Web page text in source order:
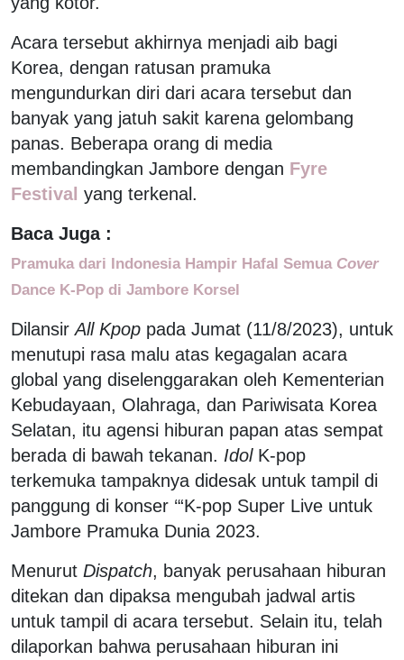
Acara tersebut akhirnya menjadi aib bagi
Korea, dengan ratusan pramuka
mengundurkan diri dari acara tersebut dan
banyak yang jatuh sakit karena gelombang
panas. Beberapa orang di media
membandingkan Jambore dengan Fyre
Festival yang terkenal.
Baca Juga :
Pramuka dari Indonesia Hampir Hafal Semua Cover
Dance K-Pop di Jambore Korsel
DilansirAll Kpop pada Jumat (11/8/2023), untuk
menutupi rasa malu atas kegagalan acara
global yang diselenggarakan oleh Kementerian
Kebudayaan, Olahraga, dan Pariwisata Korea
Selatan, itu agensi hiburan papan atas sempat
berada di bawah tekanan. IdolK-pop
terkemuka tampaknya didesak untuk tampil di
panggung di konser ‘“K-pop Super Live untuk
Jambore Pramuka Dunia 2023.
Menurut Dispatch, banyak perusahaan hiburan
ditekan dan dipaksa mengubah jadwal artis
untuk tampil di acara tersebut. Selain itu, telah
dilaporkan bahwa perusahaan hiburan ini